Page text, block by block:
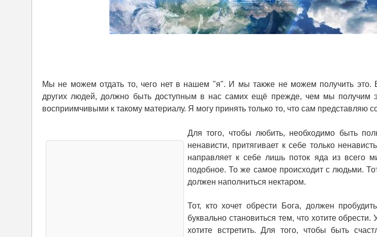
Мы не можем отдать то, чего нет в нашем "я". И мы также не можем получить это.
других людей, должно быть доступным в нас самих ещё прежде, чем мы получим
восприимчивыми к такому материалу. Я могу принять только то, что сам представляю
Для того, чтобы любить, необходимо быть
ненависти, притягивает к себе только
направляет к себе лишь поток яда из всего
подобное. То же самое происходит с людьми.
должен наполниться нектаром.
Тот, кто хочет обрести Бога, должен
буквально становиться тем, что хотите обрести.
хотите встретить. Для того, чтобы быть